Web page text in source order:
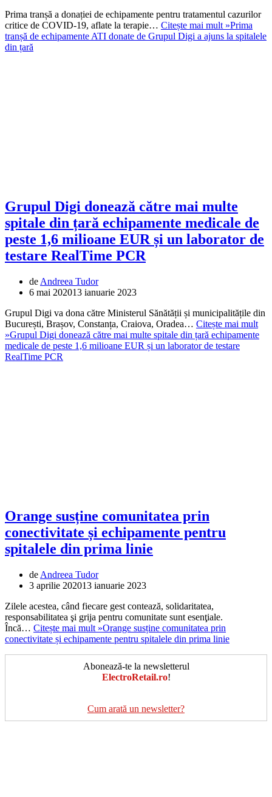
Prima tranșă a donației de echipamente pentru tratamentul cazurilor
critice de COVID-19, aflate la terapie… Citește mai mult »Prima
tranșă de echipamente ATI donate de Grupul Digi a ajuns la spitalele
din țară
Grupul Digi donează către mai multe
spitale din țară echipamente medicale de
peste 1,6 milioane EUR și un laborator de
testare RealTime PCR
de Andreea Tudor
6 mai 202013 ianuarie 2023
Grupul Digi va dona către Ministerul Sănătății și municipalitățile din
București, Brașov, Constanța, Craiova, Oradea… Citește mai mult
»Grupul Digi donează către mai multe spitale din țară echipamente
medicale de peste 1,6 milioane EUR și un laborator de testare
RealTime PCR
Orange susține comunitatea prin
conectivitate și echipamente pentru
spitalele din prima linie
de Andreea Tudor
3 aprilie 202013 ianuarie 2023
Zilele acestea, când fiecare gest contează, solidaritatea,
responsabilitatea şi grija pentru comunitate sunt esenţiale.
Încă… Citește mai mult »Orange susține comunitatea prin
conectivitate și echipamente pentru spitalele din prima linie
Abonează-te la newsletterul
ElectroRetail.ro!
Cum arată un newsletter?